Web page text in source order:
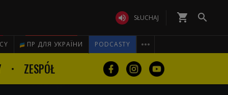
 SŁUCHAJ shopping_cart 
ПР ДЛЯ УКРАЇНИ PODCASTY 
ZESPÓŁ